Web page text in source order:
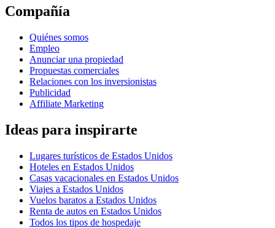
Compañía
Quiénes somos
Empleo
Anunciar una propiedad
Propuestas comerciales
Relaciones con los inversionistas
Publicidad
Affiliate Marketing
Ideas para inspirarte
Lugares turísticos de Estados Unidos
Hoteles en Estados Unidos
Casas vacacionales en Estados Unidos
Viajes a Estados Unidos
Vuelos baratos a Estados Unidos
Renta de autos en Estados Unidos
Todos los tipos de hospedaje